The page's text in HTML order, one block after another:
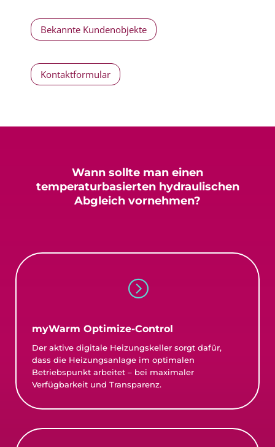
Bekannte Kundenobjekte
Kontaktformular
Wann sollte man einen
temperaturbasierten hydraulischen
Abgleich vornehmen?
=
myWarm Optimize-Control
Der aktive digitale Heizungskeller sorgt dafür,
dass die Heizungsanlage im optimalen
Betriebspunkt arbeitet – bei maximaler
Verfügbarkeit und Transparenz.